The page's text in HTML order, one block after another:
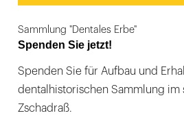
Sammlung "Dentales Erbe"
Spenden Sie jetzt!
Spenden Sie für Aufbau und
dentalhistorischen Sammlung im
Zschadraß.